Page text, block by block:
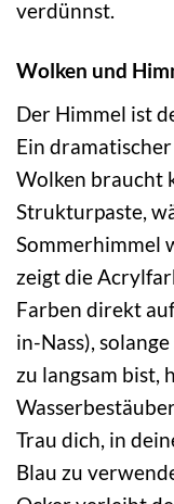
verdünnst.
Wolken und
Der Himmel ist
Ein
Wolken braucht
Strukturpaste,
Sommerhimmel
zeigt die
Farben direkt
in-Nass),
zu langsam bist,
Trau dich, in
Blau zu